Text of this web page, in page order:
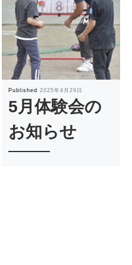
Published 2025年4月29日
5月体験会の
お知らせ